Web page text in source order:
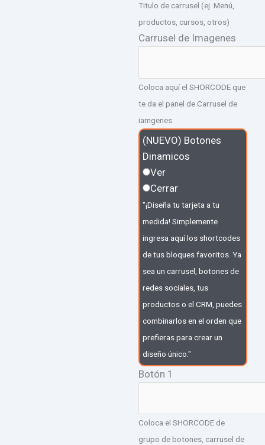
Titulo de carrusel (ej. Menú,
productos, cursos, otros)
Carrusel de Imagenes
Coloca aquí el SHORCODE que
te da el panel de Carrusel de
iamgenes
(NUEVO) Botones
Dinamicos
Ver
Cerrar
"¡Diseña tu tarjeta a tu
medida! Simplemente
ingresa aquí los shortcodes
de tus bloques favoritos. Ya
sea un carrusel, botones de
redes sociales, tus
productos o el CRM, puedes
combinarlos en el orden que
prefieras para crear un
diseño único."
Botón 1
Coloca el SHORCODE de
grupo de botones, carrusel de